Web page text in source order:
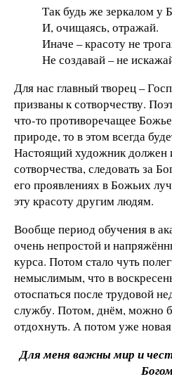
Так будь же зеркалом у
И, очищаясь, отражай.
Иначе – красоту не
Не создавай – не
Для нас главный творец –
призваны к сотворчеству.
что-то противоречащее
природе, то в этом всегда
Настоящий художник должен
сотворчества, следовать за
его проявлениях в Божьих
эту красоту другим людям.
Вообще период обучения в
очень непростой и
курса. Потом стало чуть
немыслимым, что в
отоспаться после трудовой
службу. Потом, днём, можно
отдохнуть. А потом уже
Для меня важны мир и
Богом